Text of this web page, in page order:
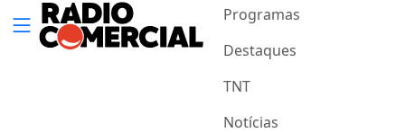
Programas
Destaques
TNT
Notícias